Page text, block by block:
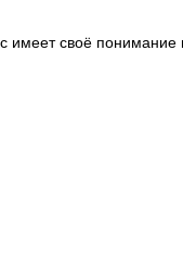
имеет своё понимание